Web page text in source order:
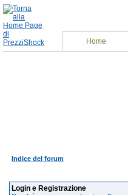
Home
Indice del forum
Login e Registrazione